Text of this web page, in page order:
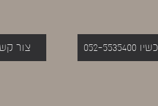
צור